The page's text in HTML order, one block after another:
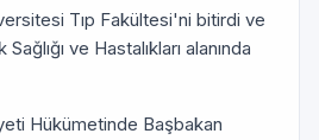
Tıp Fakültesi'ni bitirdi ve
ve Hastalıkları alanında
Hükümetinde Başbakan